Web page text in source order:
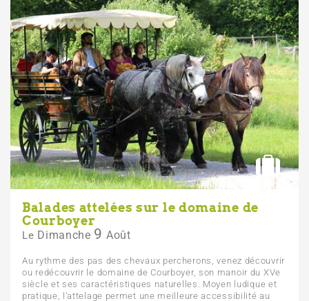
Balades attelées sur le domaine de
Courboyer
Le Dimanche 9 Août
Au rythme des pas des chevaux percherons, venez découvrir
ou redécouvrir le domaine de Courboyer, son manoir du XVe
siècle et ses caractéristiques naturelles. Moyen ludique et
pratique, l’attelage permet une meilleure accessibilité au